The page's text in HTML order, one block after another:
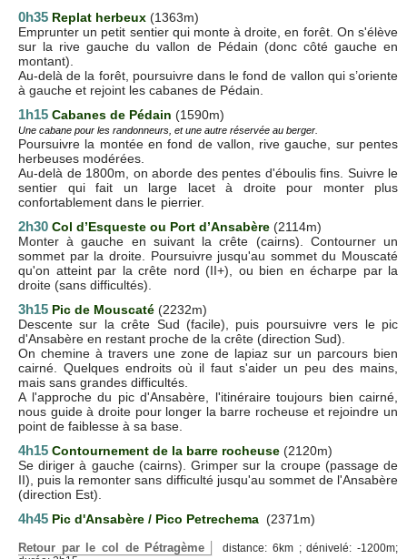
0h35 Replat herbeux (1363m)
Emprunter un petit sentier qui monte à droite, en forêt. On s'élève
sur la rive gauche du vallon de Pédain (donc côté gauche en
montant).
Au-delà de la forêt, poursuivre dans le fond de vallon qui s’oriente
à gauche et rejoint les cabanes de Pédain.
1h15 Cabanes de Pédain (1590m)
Une cabane pour les randonneurs, et une autre réservée au berger.
Poursuivre la montée en fond de vallon, rive gauche, sur pentes
herbeuses modérées.
Au-delà de 1800m, on aborde des pentes d'éboulis fins. Suivre le
sentier qui fait un large lacet à droite pour monter plus
confortablement dans le pierrier.
2h30 Col d’Esqueste ou Port d’Ansabère (2114m)
Monter à gauche en suivant la crête (cairns). Contourner un
sommet par la droite. Poursuivre jusqu'au sommet du Mouscaté
qu'on atteint par la crête nord (II+), ou bien en écharpe par la
droite (sans difficultés).
3h15 Pic de Mouscaté (2232m)
Descente sur la crête Sud (facile), puis poursuivre vers le pic
d'Ansabère en restant proche de la crête (direction Sud).
On chemine à travers une zone de lapiaz sur un parcours bien
cairné. Quelques endroits où il faut s'aider un peu des mains,
mais sans grandes difficultés.
A l'approche du pic d'Ansabère, l'itinéraire toujours bien cairné,
nous guide à droite pour longer la barre rocheuse et rejoindre un
point de faiblesse à sa base.
4h15 Contournement de la barre rocheuse (2120m)
Se diriger à gauche (cairns). Grimper sur la croupe (passage de
II), puis la remonter sans difficulté jusqu'au sommet de l'Ansabère
(direction Est).
4h45 Pic d'Ansabère / Pico Petrechema (2371m)
Retour par le col de Pétragème
distance: 6km ; dénivelé: -1200m;